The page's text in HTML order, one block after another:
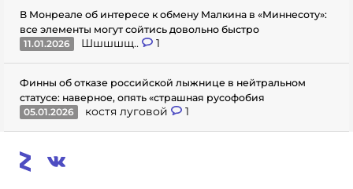
В Монреале об интересе к обмену Малкина в «Миннесоту»:
все элементы могут сойтись довольно быстро
11.01.2026
Шшшшщ.. 1
Финны об отказе российской лыжнице в нейтральном
статусе: наверное, опять «страшная русофобия
05.01.2026
костя луговой 1